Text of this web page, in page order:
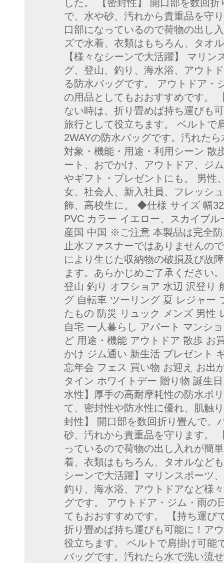
した。 【密封性】 開口部を数回
で、水や砂、汚れから貴重品を守
口部になっているので荷物の出し
ズで水着、衣類はもちろん、タオ
【様々なシーンで大活躍】 マリ
グ、登山、釣り、海水浴、アウト
る防水バッグです。 アウトドア・
の用品としてもおおすすめです。
ない時は、折り畳めば持ち運びも
旅行として役立ちます。 ベルトで
2WAYの防水バッグです。汚れた
対象・機能・用途・利用シーン 散
ート、おでかけ、アウトドア、ジ
やギフト・プレゼントにも。 男性
女、社会人、新入社員、フレッシ
飾、高校生に。 ◆仕様 サイズ 幅
PVC カラー イエロー、スカイブ
産国 中国 ※ご注意 本製品は完全
止水ファスナーではありませんの
により生じた収納物の破損及び故
ます。あらかじめご了承ください
登山 釣り オフショア 水辺 沢登り
グ 自転車 ツーリング 夏 レジャー
たもの 防災 リュック メンズ 男性
自宅 一人暮らし アパート マンシ
ど 用途・機能 アウトドア 散歩 お
かけ ジム通い 新生活 プレゼント
忘年会 フェス 買い物 お迎え お出
タイン ホワイトデー 贈り物 誕生
水性】厚手の高耐摩耗性の防水ポ
て、密封性や防水性に優れ、肌触
封性】 開口部を数回折り畳んで、
砂、汚れから貴重品を守ります。
っているので荷物の出し入れが簡
着、衣類はもちろん、タオルなど
シーンで大活躍】マリンスポーツ
釣り、海水浴、アウトドアなど様
グです。 アウトドア・ジム・雨の
てもおおすすめです。 【持ち運び
折り畳めば持ち運びも可能に！ア
役立ちます。 ベルトで肩掛け可能
バッグです。汚れたら水で洗い流